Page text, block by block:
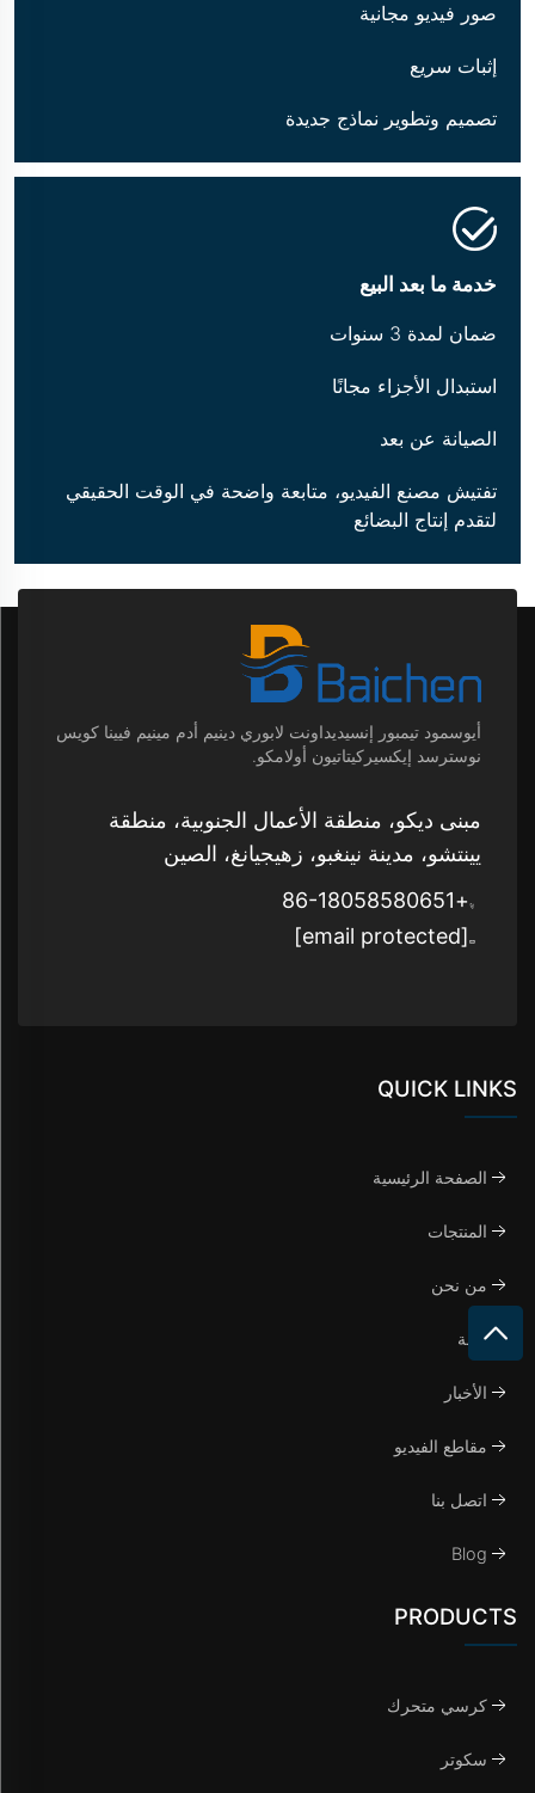
صور فيديو مجانية
إثبات سريع
تصميم وتطوير نماذج جديدة
خدمة ما بعد البيع
ضمان لمدة 3 سنوات
استبدال الأجزاء مجانًا
الصيانة عن بعد
تفتيش مصنع الفيديو، متابعة واضحة في الوقت الحقيقي
لتقدم إنتاج البضائع
أيوسمود تيمبور إنسيديداونت لابوري دينيم أدم مينيم فيينا كويس
نوسترسد إيكسيركيتاتيون أولامكو.
مبنى ديكو، منطقة الأعمال الجنوبية، منطقة
يينتشو، مدينة نينغبو، زهيجيانغ، الصين
+86-18058580651
[email protected]
QUICK LINKS
الصفحة الرئيسية
المنتجات
من نحن
حالة
الأخبار
مقاطع الفيديو
اتصل بنا
Blog
PRODUCTS
كرسي متحرك
سكوتر